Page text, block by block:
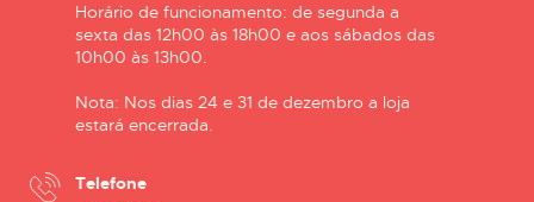
Horário de funcionamento: de segunda a
sexta das 12h00 às 18h00 e aos sábados das
10h00 às 13h00.
Nota: Nos dias 24 e 31 de dezembro a loja
estará encerrada.
Telefone